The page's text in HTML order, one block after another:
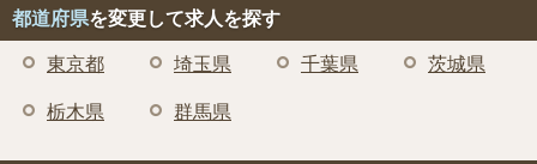
都道府県を変更して求人を探す
東京都 埼玉県 千葉県 茨城県
栃木県 群馬県